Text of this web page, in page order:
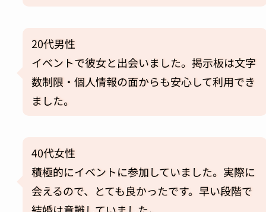
20代男性
イベントで彼女と出会いました。掲示板は文字
数制限・個人情報の面からも安心して利用でき
ました。
40代女性
積極的にイベントに参加していました。実際に
会えるので、とても良かったです。 早い段階で